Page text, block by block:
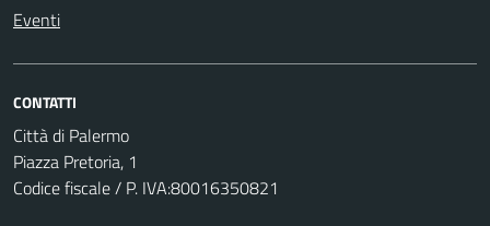
Eventi
CONTATTI
Città di Palermo
Piazza Pretoria, 1
Codice fiscale / P. IVA:80016350821